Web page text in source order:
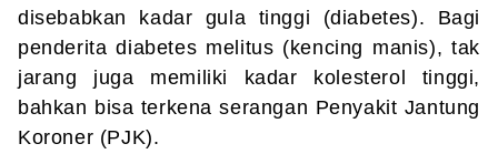
disebabkan kadar gula tinggi (diabetes). Bagi
penderita diabetes melitus (kencing manis), tak
jarang juga memiliki kadar kolesterol tinggi,
bahkan bisa terkena serangan Penyakit Jantung
Koroner (PJK).